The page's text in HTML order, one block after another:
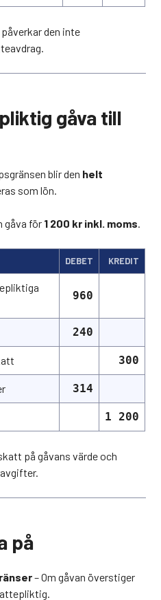
den inte
gåva till
blir den helt
som lön.
gåva för 1 200 kr inkl. moms.
DEBET KREDIT
960
240
300
314
1 200
på gåvans värde och
på
– Om gåvan överstiger